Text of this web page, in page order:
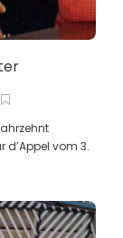
dem
d’Appel vom 3.